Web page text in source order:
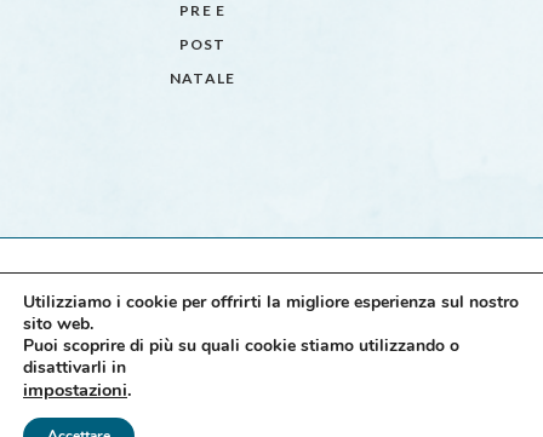
PRE E
POST
NATALE
© 2021 Vinyasa Yoga Bologna SSD A.R.L. - P.IVA e
Codice Fiscale: 04125881203 |
Utilizziamo i cookie per offrirti la migliore esperienza sul nostro
sito web.
Puoi scoprire di più su quali cookie stiamo utilizzando o
disattivarli in
impostazioni.